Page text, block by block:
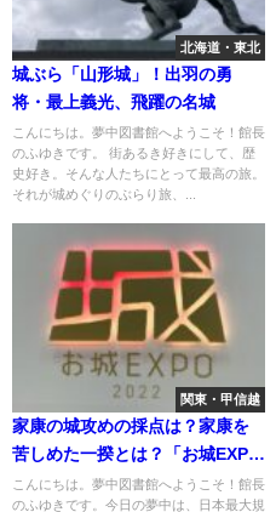
北海道・東北
城ぶら「山形城」！出羽の勇
将・最上義光、飛躍の名城
こんにちは。夢中図書館へようこそ！館長
のふゆきです。 街あるき好きにして、歴
史好き。そんな人たちにとって最高の旅。
それが城めぐりのぶらり旅、...
関東・甲信越
家康の城攻めの採点は？家康を
苦しめた一揆とは？「お城EXPO
2022」厳選プログラム！
こんにちは。夢中図書館へようこそ！館長
のふゆきです。今日の夢中は、日本最大規